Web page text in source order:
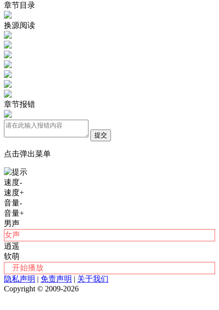
章节目录
换源阅读
章节报错
提交
点击弹出菜单
速度-
速度+
音量-
音量+
男声
女声
逍遥
软萌
开始播放
隐私声明 | 免责声明 | 关于我们
Copyright © 2009-2026